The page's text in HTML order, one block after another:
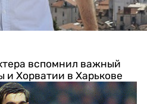
вспомнил важный
и Хорватии в Харькове